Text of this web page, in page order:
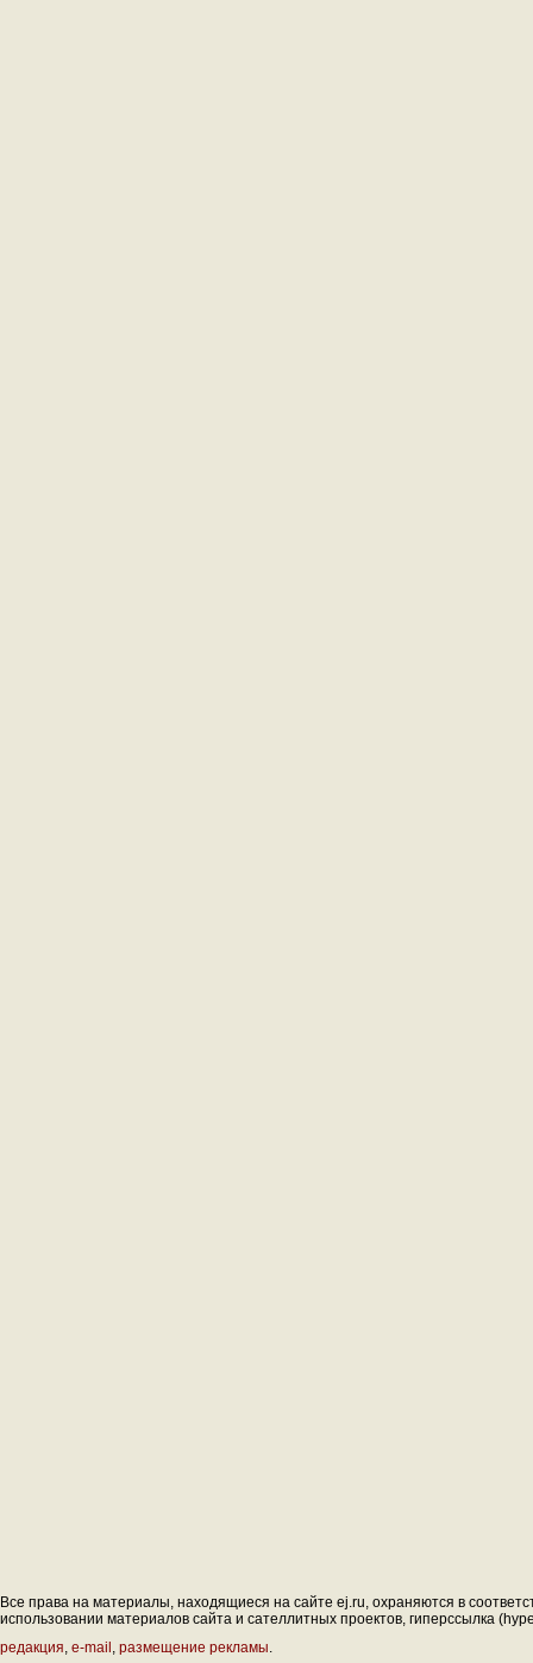
Все права на материалы, находящиеся на сайте ej.ru, охраняются в
использовании материалов сайта и сателлитных проектов, гиперссылка
редакция, e-mail , размещение рекламы.